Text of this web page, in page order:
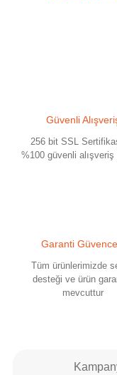
Güvenli
256 bit SSL
%100 güvenli alışveriş
Garanti
Tüm ürünlerimizde
desteği ve ürün
mevcuttur